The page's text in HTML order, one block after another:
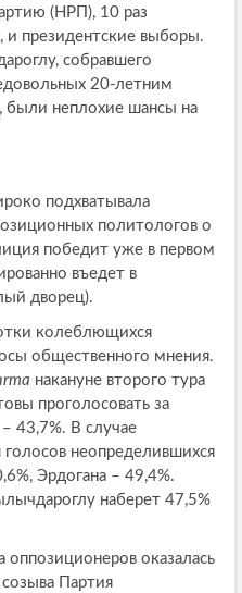
(НРП), 10 раз
и президентские выборы.
собравшего
20-летним
были неплохие шансы на
подхватывала
политологов о
победит уже в первом
въедет в
дворец).
колеблющихся
общественного мнения.
накануне второго тура
проголосовать за
43,7%. В случае
голосов неопределившихся
Эрдогана – 49,4%.
наберет 47,5%
оппозиционеров оказалась
Партия